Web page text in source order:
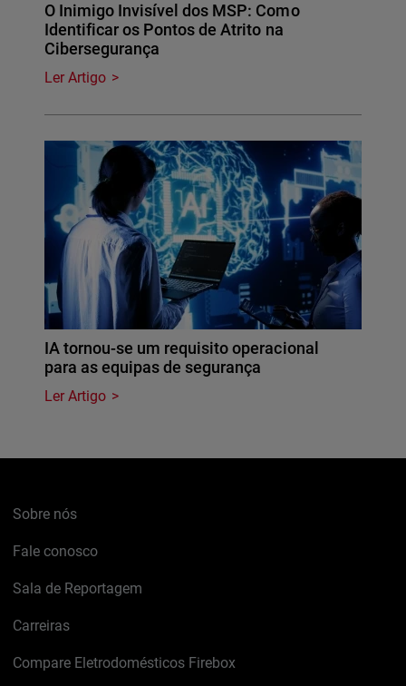
O Inimigo Invisível dos MSP: Como
Identificar os Pontos de Atrito na
Cibersegurança
Ler Artigo
IA tornou-se um requisito operacional
para as equipas de segurança
Ler Artigo
Sobre nós
Fale conosco
Sala de Reportagem
Carreiras
Compare Eletrodomésticos Firebox